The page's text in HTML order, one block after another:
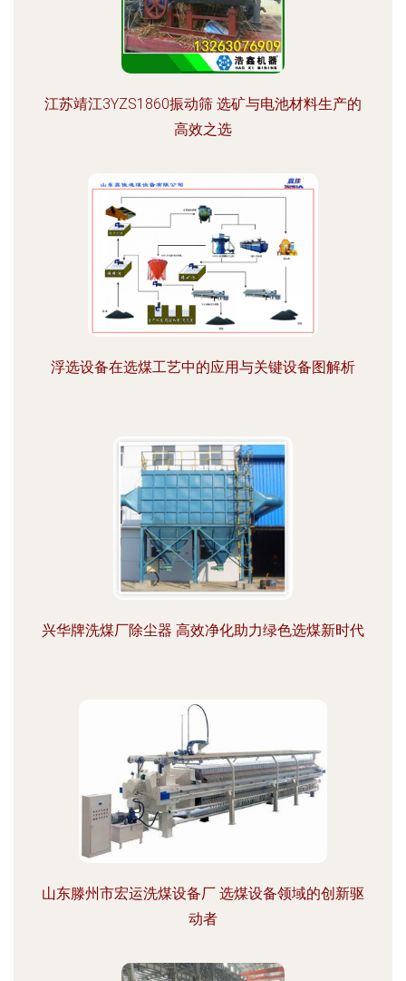
江苏靖江3YZS1860振动筛 选矿与电池材料生产的
高效之选
浮选设备在选煤工艺中的应用与关键设备图解析
兴华牌洗煤厂除尘器 高效净化助力绿色选煤新时代
山东滕州市宏运洗煤设备厂 选煤设备领域的创新驱
动者